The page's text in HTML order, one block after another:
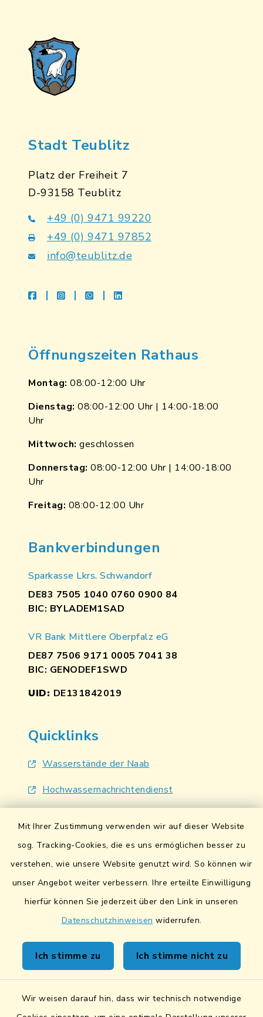
Mit Ihrer Zustimmung verwenden wir auf dieser Website
sog. Tracking-Cookies, die es uns ermöglichen besser zu
verstehen, wie unsere Website genutzt wird. So können wir
unser Angebot weiter verbessern. Ihre erteilte Einwilligung
hierfür können Sie jederzeit über den Link in unseren
Datenschutzhinweisen widerrufen.
Ich stimme zu Ich stimme nicht zu
Wir weisen darauf hin, dass wir technisch notwendige
Stadt Teublitz
Platz der Freiheit 7
D-93158 Teublitz
+49 (0) 9471 99220
+49 (0) 9471 97852
info@teublitz.de
facebookinstagramwhatsapplinkedin
Öffnungszeiten Rathaus
Montag: 08:00-12:00 Uhr
Dienstag: 08:00-12:00 Uhr | 14:00-18:00
Uhr
Mittwoch: geschlossen
Donnerstag: 08:00-12:00 Uhr | 14:00-18:00
Uhr
Freitag: 08:00-12:00 Uhr
Bankverbindungen
Sparkasse Lkrs. Schwandorf
DE83 7505 1040 0760 0900 84
BIC: BYLADEM1SAD
VR Bank Mittlere Oberpfalz eG
DE87 7506 9171 0005 7041 38
BIC: GENODEF1SWD
UID: DE131842019
Quicklinks
Wasserstände der Naab
Hochwassernachrichtendienst
Lokales Bündnis für Familien
Fairtrade-Towns
Kontakt
Sicheres Kontaktformular